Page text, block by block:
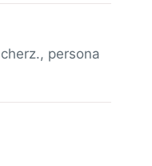
persona